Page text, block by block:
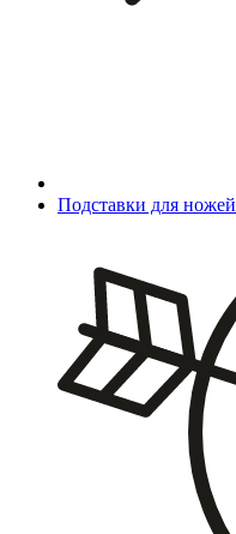
Подставки для ножей